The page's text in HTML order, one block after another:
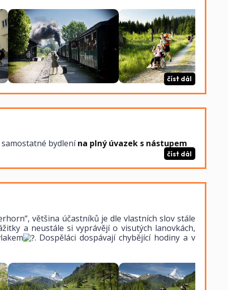
číst dál
bydlenína plný úvazek s nástupem
číst dál
většina účastníků je dle vlastních slov stále
a neustále si vyprávějí o visutých lanovkách,
. Dospěláci dospávají chybějící hodiny a v